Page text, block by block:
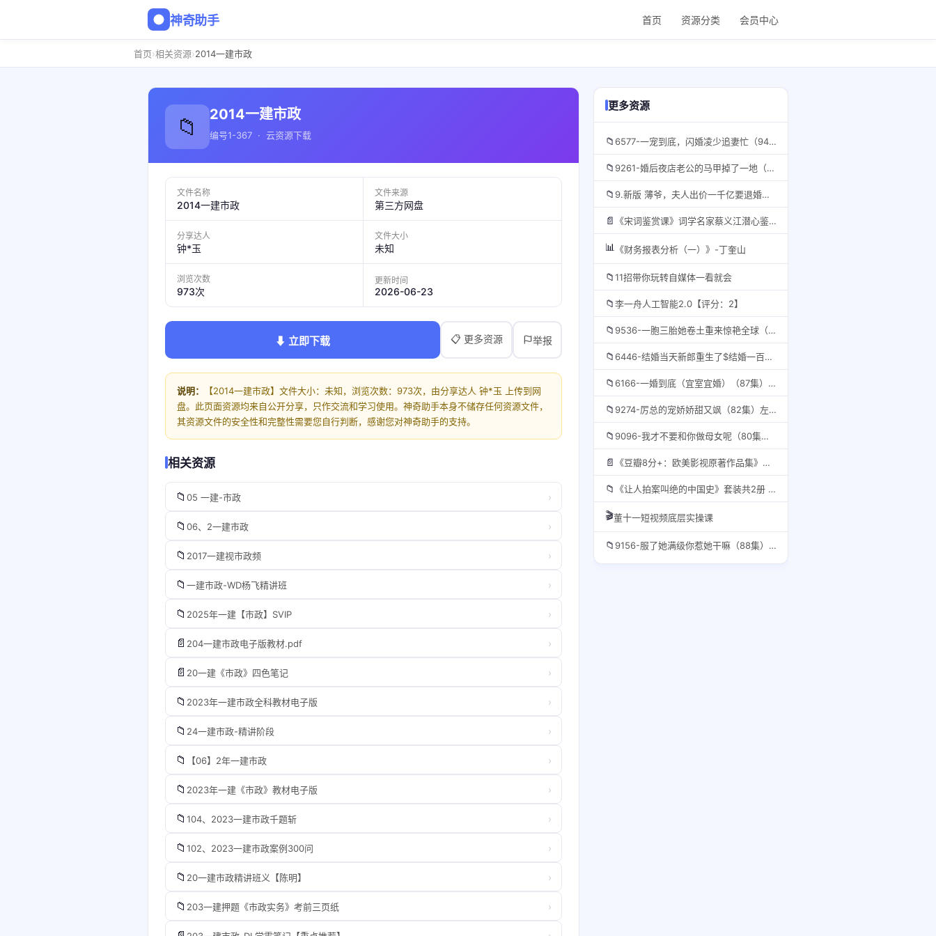
神奇助手 首页 资源分类 会员中心
首页›相关资源›2014一建市政
📁 2014一建市政
编号1-367 · 云资源下载
文件名称
2014一建市政
文件来源
第三方网盘
分享达人
钟*玉
文件大小
未知
浏览次数
973次
更新时间
2026-06-23
⬇ 立即下载 📋 更多资源 举报
说明：
【2014一建市政】文件大小：未知，浏览次数：973次，由分享达人 钟*玉 上传到网
盘。此页面资源均来自公开分享，只作交流和学习使用。神奇助手本身不储存任何资源文件，
其资源文件的安全性和完整性需要您自行判断，感谢您对神奇助手的支持。
相关资源
📁 05 一建-市政 ›
📁 06、2一建市政 ›
📁 2017一建视市政频 ›
📁 一建市政-WD杨飞精讲班 ›
📁 2025年一建【市政】SVIP ›
📄 204一建市政电子版教材.pdf ›
📄 20一建《市政》四色笔记 ›
📁 2023年一建市政全科教材电子版 ›
📁 24一建市政-精讲阶段 ›
📁 【06】2年一建市政 ›
📁 2023年一建《市政》教材电子版 ›
📁 104、2023一建市政千题斩 ›
📁 102、2023一建市政案例300问 ›
📁 20一建市政精讲班义【陈明】 ›
📁 203一建押题《市政实务》考前三页纸 ›
更多资源
📁 6577-一宠到底，闪婚凌少追妻忙（94集）
📁 9261-婚后夜店老公的马甲掉了一地（89集）
📁 9.新版 薄爷，夫人出价一千亿要退婚（100集）
📄 《宋词鉴赏课》词学名家蔡义江潜心鉴赏一百五十七首名作的鉴赏课[pdf]
📊 《财务报表分析（一）》-丁奎山
📁11招带你玩转自媒体一看就会
📁李一舟人工智能2.0【评分：2】
📁 9536-一胞三胎她卷土重来惊艳全球（88集）张晓彤
📁 6446-结婚当天新郎重生了$结婚一百零一次（101集）
📁 6166-一婚到底（宜室宜婚）（87集）鲍芝悦
📁 9274-厉总的宠娇娇甜又飒（82集）左一
📁 9096-我才不要和你做母女呢（80集）四一
📄 《豆瓣8分+：欧美影视原著作品集》共7册 本本都是经典 豆瓣高分 值得一读[pdf]
📁 《让人拍案叫绝的中国史》套装共2册 好书推荐 一看就入迷的精彩历史[epub]
🎬董十一短视频底层实操课
📁 9156-服了她满级你惹她干嘛（88集）朱一未